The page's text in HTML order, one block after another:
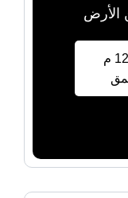
الأرض
م